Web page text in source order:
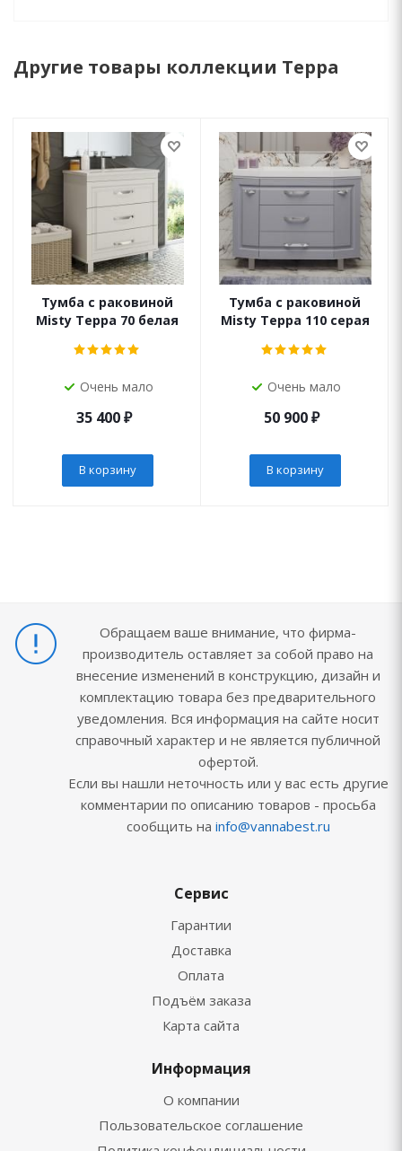
Другие товары коллекции Терра
Тумба с раковиной
Misty Терра 70 белая
Очень мало
35 400₽
В корзину
Тумба с раковиной
Misty Терра 110 серая
Очень мало
50 900₽
В корзину
Обращаем ваше внимание, что фирма-
производитель оставляет за собой право на
внесение изменений в конструкцию, дизайн и
комплектацию товара без предварительного
уведомления. Вся информация на сайте носит
справочный характер и не является публичной
офертой.
Если вы нашли неточность или у вас есть другие
комментарии по описанию товаров - просьба
сообщить на info@vannabest.ru
Сервис
Гарантии
Доставка
Оплата
Подъём заказа
Карта сайта
Информация
О компании
Пользовательское соглашение